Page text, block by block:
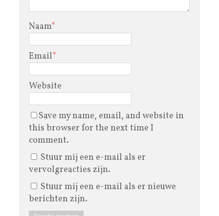
Naam*
Email*
Website
Save my name, email, and website in
this browser for the next time I
comment.
Stuur mij een e-mail als er
vervolgreacties zijn.
Stuur mij een e-mail als er nieuwe
berichten zijn.